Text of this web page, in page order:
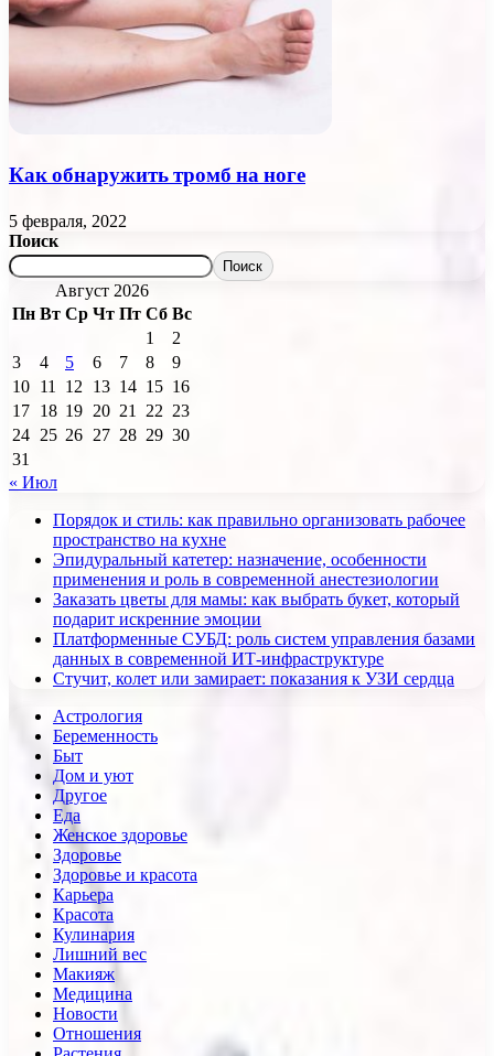
Как обнаружить тромб на ноге
5 февраля, 2022
Поиск
Поиск
Август 2026
Пн Вт Ср Чт Пт Сб Вс
1
2
3
4 5 6 7 8
9
10 11 12 13 14 15 16
17 18 19 20 21 22 23
24 25 26 27 28 29 30
31
« Июл
Порядок и стиль: как правильно организовать рабочее
пространство на кухне
Эпидуральный катетер: назначение, особенности
применения и роль в современной анестезиологии
Заказать цветы для мамы: как выбрать букет, который
подарит искренние эмоции
Платформенные СУБД: роль систем управления базами
данных в современной ИТ-инфраструктуре
Стучит, колет или замирает: показания к УЗИ сердца
Астрология
Беременность
Быт
Дом и уют
Другое
Еда
Женское здоровье
Здоровье
Здоровье и красота
Карьера
Красота
Кулинария
Лишний вес
Макияж
Медицина
Новости
Отношения